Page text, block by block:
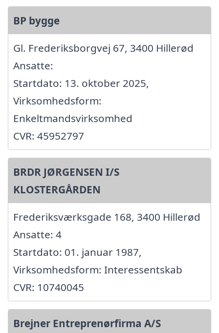
BP bygge
Gl. Frederiksborgvej 67, 3400 Hillerød
Ansatte:
Startdato: 13. oktober 2025,
Virksomhedsform:
Enkeltmandsvirksomhed
CVR: 45952797
BRDR JØRGENSEN I/S
KLOSTERGÅRDEN
Frederiksværksgade 168, 3400 Hillerød
Ansatte: 4
Startdato: 01. januar 1987,
Virksomhedsform: Interessentskab
CVR: 10740045
Brejner Entreprenørfirma A/S